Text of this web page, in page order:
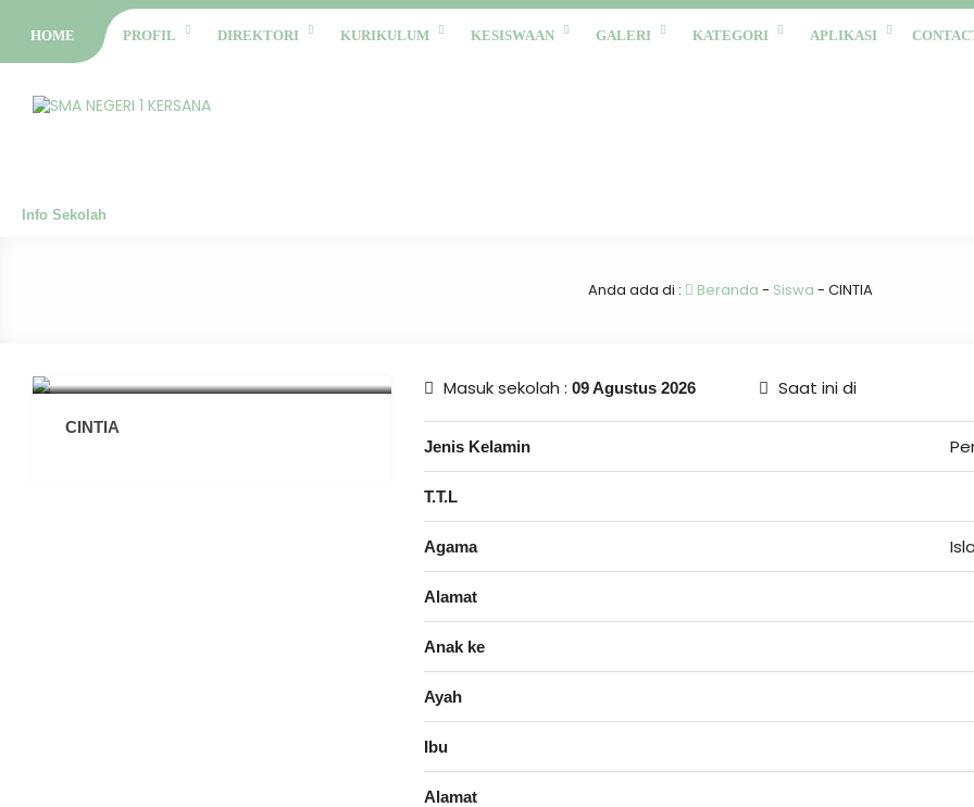
HOME PROFIL DIREKTORI KURIKULUM KESISWAAN GALERI KATEGORI APLIKASI
Info Sekolah
Anda ada di : Beranda - Siswa - CINTIA
CINTIA
Masuk sekolah : 09 Agustus 2026 Saat ini di
Jenis Kelamin
T.T.L
Agama
Alamat
Anak ke
Ayah
Ibu
Alamat